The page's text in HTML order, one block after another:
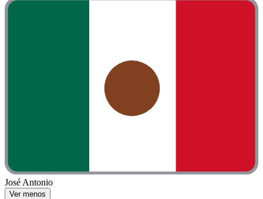
José Antonio
Ver menos